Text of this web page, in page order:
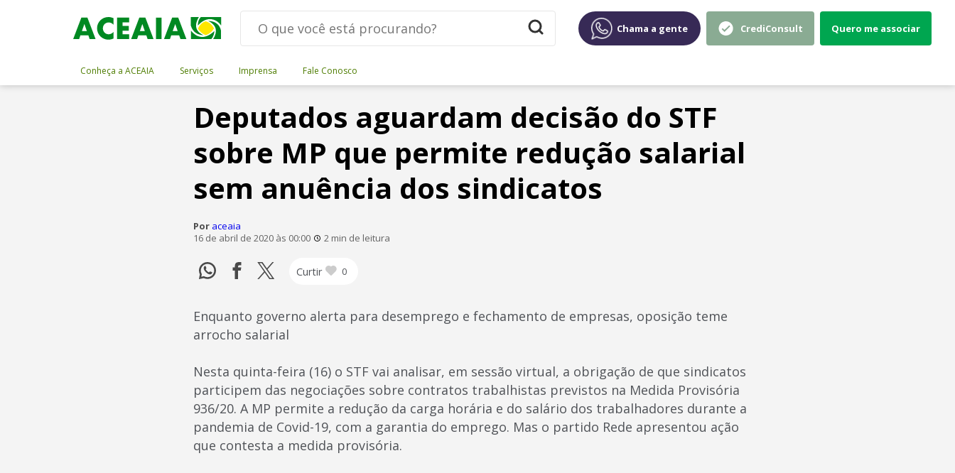
Chama a gente CrediConsult Quero me associar
Conheça a ACEAIA Serviços Imprensa Fale Conosco
Deputados aguardam decisão do STF
sobre MP que permite redução salarial
sem anuência dos sindicatos
Por aceaia
16 de abril de 2020 às 00:00
2 min de leitura
Curtir 0
Enquanto governo alerta para desemprego e fechamento de empresas, oposição teme
arrocho salarial
Nesta quinta-feira (16) o STF vai analisar, em sessão virtual, a obrigação de que sindicatos
participem das negociações sobre contratos trabalhistas previstos na Medida Provisória
936/20. A MP permite a redução da carga horária e do salário dos trabalhadores durante a
pandemia de Covid-19, com a garantia do emprego. Mas o partido Rede apresentou ação
que contesta a medida provisória.